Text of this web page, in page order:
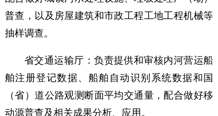
普查，以及房屋建筑和市政工程工地工程机械等
抽样调查。
省交通运输厅：负责提供和审核内河营运船
舶注册登记数据、船舶自动识别系统数据和国
（省）道公路观测断面平均交通量，配合做好移
动源普查及相关成果分析、应用。